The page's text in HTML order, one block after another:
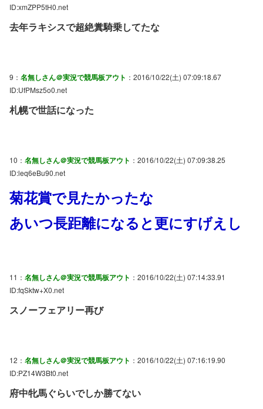
ID:xmZPP5tH0.net
去年ラキシスで超絶糞騎乗してたな
9： 名無しさん＠実況で競馬板アウト ：2016/10/22(土) 07:09:18.67
ID:UfPMsz5o0.net
札幌で世話になった
10： 名無しさん＠実況で競馬板アウト ：2016/10/22(土) 07:09:38.25
ID:leq6eBu90.net
菊花賞で見たかったな
あいつ長距離になると更にすげえし
11： 名無しさん＠実況で競馬板アウト ：2016/10/22(土) 07:14:33.91
ID:fqSktw+X0.net
スノーフェアリー再び
12： 名無しさん＠実況で競馬板アウト ：2016/10/22(土) 07:16:19.90
ID:PZ14W3Bt0.net
府中牝馬ぐらいでしか勝てない